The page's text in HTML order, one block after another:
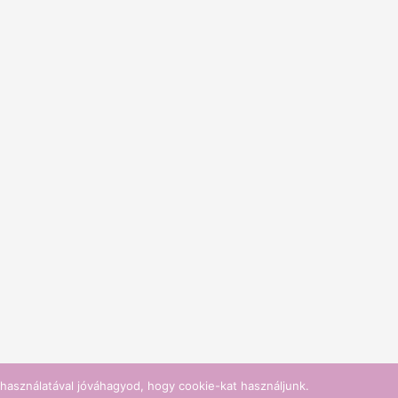
jóváhagyod, hogy cookie-kat használjunk.